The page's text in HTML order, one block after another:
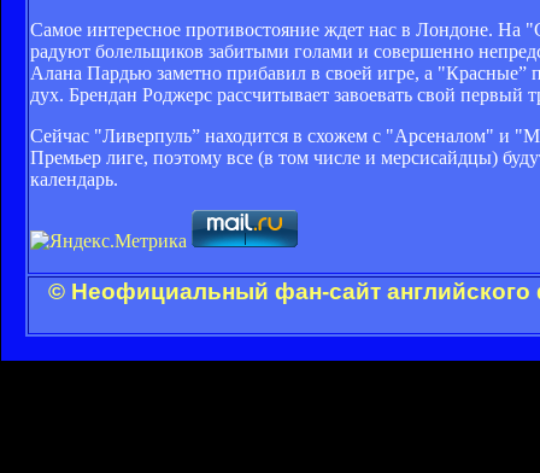
Самое интересное противостояние ждет нас в Лондоне. На
радуют болельщиков забитыми голами и совершенно
Алана Пардью заметно прибавил в своей игре, а
дух. Брендан Роджерс рассчитывает завоевать свой
Сейчас "Ливерпуль” находится в схожем с "Арсеналом" и
Премьер лиге, поэтому все (в том числе и мерсисайдцы)
календарь.
© Неофициальный фан-сайт английского